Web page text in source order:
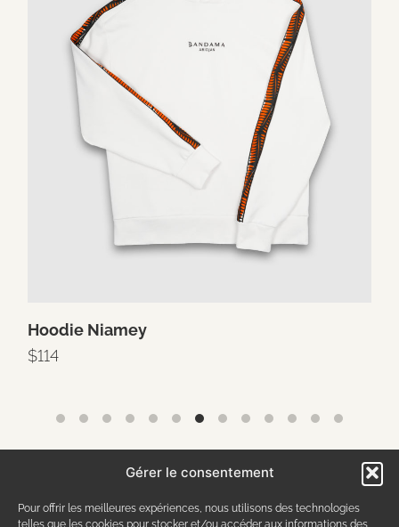
Gérer le consentement
Pour offrir les meilleures expériences, nous utilisons des technologies
telles que les cookies pour stocker et/ou accéder aux informations des
Hoodie Niamey
$114